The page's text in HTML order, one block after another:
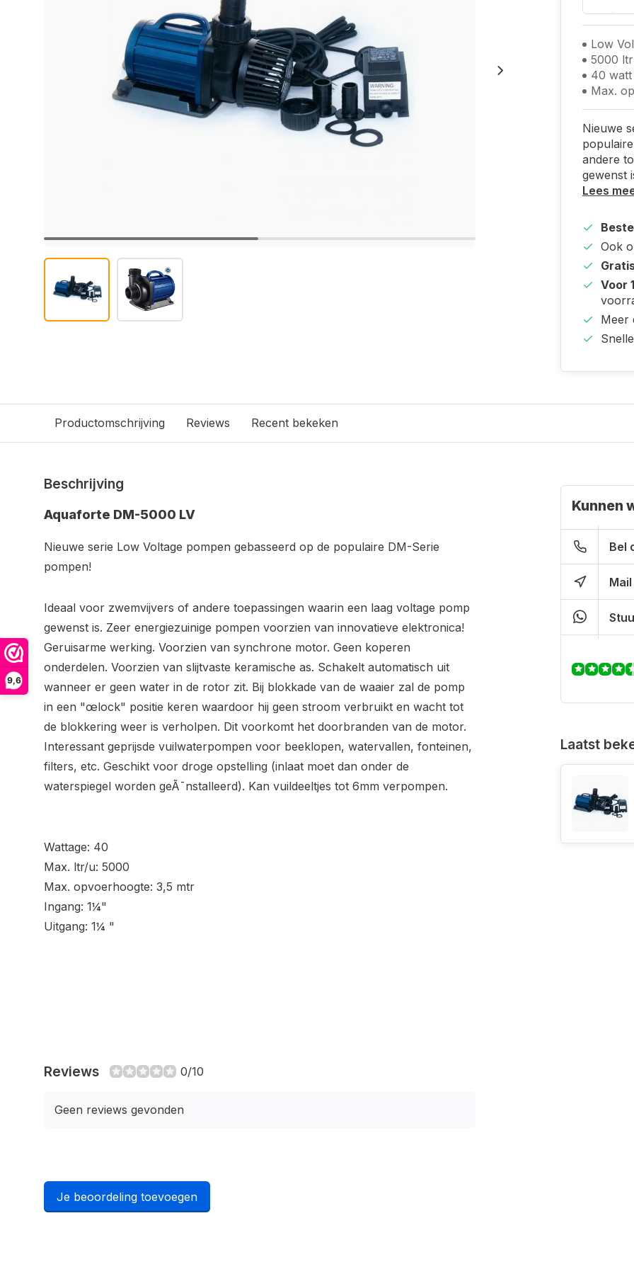
9,6
Low
5000
40 watt
Max.
Nieuwe
andere
gewenst
Lees
Ook
Voor
Meer
Productomschrijving Reviews Recent bekeken
Beschrijving
Aquaforte DM-5000 LV
Nieuwe serie Low Voltage pompen gebasseerd op de populaire DM-Serie
pompen!
Ideaal voor zwemvijvers of andere toepassingen waarin een laag voltage pomp
gewenst is. Zeer energiezuinige pompen voorzien van innovatieve elektronica!
Geruisarme werking. Voorzien van synchrone motor. Geen koperen
onderdelen. Voorzien van slijtvaste keramische as. Schakelt automatisch uit
wanneer er geen water in de rotor zit. Bij blokkade van de waaier zal de pomp
in een "œlock" positie keren waardoor hij geen stroom verbruikt en wacht tot
de blokkering weer is verholpen. Dit voorkomt het doorbranden van de motor.
Interessant geprijsde vuilwaterpompen voor beeklopen, watervallen, fonteinen,
filters, etc. Geschikt voor droge opstelling (inlaat moet dan onder de
waterspiegel worden geÃ¯nstalleerd). Kan vuildeeltjes tot 6mm verpompen.
Wattage: 40
Max. ltr/u: 5000
Max. opvoerhoogte: 3,5 mtr
Ingang: 1¼"
Uitgang: 1¼ "
Reviews 0/10
Geen reviews gevonden
Je beoordeling toevoegen
Kunnen
Bel
Laatst